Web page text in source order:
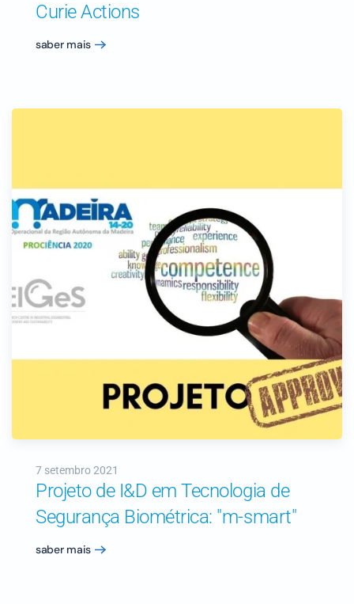
Curie Actions
saber mais
7 setembro 2021
Projeto de I&D em Tecnologia de
Segurança Biométrica: "m-smart"
saber mais